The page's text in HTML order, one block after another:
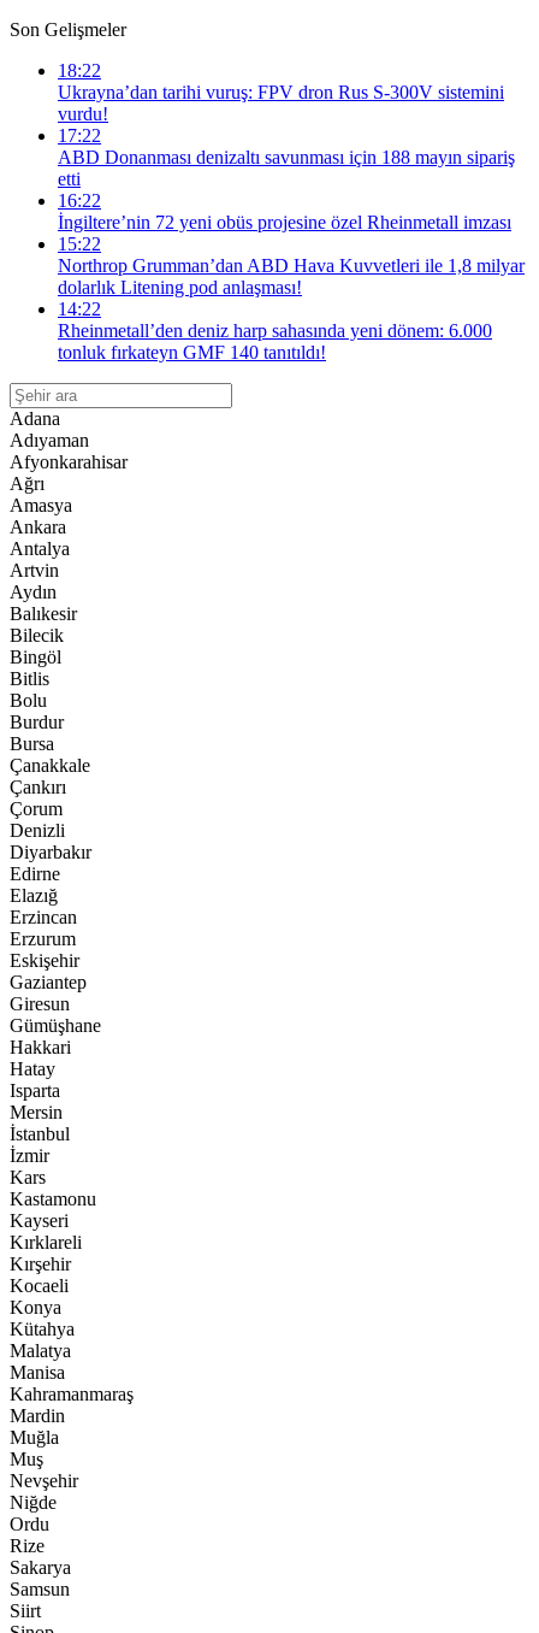
Son Gelişmeler
18:22
Ukrayna’dan tarihi vuruş: FPV dron Rus S-300V sistemini
vurdu!
17:22
ABD Donanması denizaltı savunması için 188 mayın sipariş
etti
16:22
İngiltere’nin 72 yeni obüs projesine özel Rheinmetall imzası
15:22
Northrop Grumman’dan ABD Hava Kuvvetleri ile 1,8 milyar
dolarlık Litening pod anlaşması!
14:22
Rheinmetall’den deniz harp sahasında yeni dönem: 6.000
tonluk fırkateyn GMF 140 tanıtıldı!
Adana
Adıyaman
Afyonkarahisar
Ağrı
Amasya
Ankara
Antalya
Artvin
Aydın
Balıkesir
Bilecik
Bingöl
Bitlis
Bolu
Burdur
Bursa
Çanakkale
Çankırı
Çorum
Denizli
Diyarbakır
Edirne
Elazığ
Erzincan
Erzurum
Eskişehir
Gaziantep
Giresun
Gümüşhane
Hakkari
Hatay
Isparta
Mersin
İstanbul
İzmir
Kars
Kastamonu
Kayseri
Kırklareli
Kırşehir
Kocaeli
Konya
Kütahya
Malatya
Manisa
Kahramanmaraş
Mardin
Muğla
Muş
Nevşehir
Niğde
Ordu
Rize
Sakarya
Samsun
Siirt